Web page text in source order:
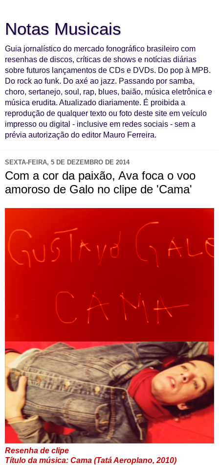
Notas Musicais
Guia jornalístico do mercado fonográfico brasileiro com
resenhas de discos, críticas de shows e notícias diárias
sobre futuros lançamentos de CDs e DVDs. Do pop à MPB.
Do rock ao funk. Do axé ao jazz. Passando por samba,
choro, sertanejo, soul, rap, blues, baião, música eletrônica e
música erudita. Atualizado diariamente. É proibida a
reprodução de qualquer texto ou foto deste site em veículo
impresso ou digital - inclusive em redes sociais - sem a
prévia autorização do editor Mauro Ferreira.
SEXTA-FEIRA, 5 DE DEZEMBRO DE 2014
Com a cor da paixão, Ava foca o voo
amoroso de Galo no clipe de 'Cama'
Resenha de clipe
Título da música: Cama (Tatá Aeroplano, 2010)